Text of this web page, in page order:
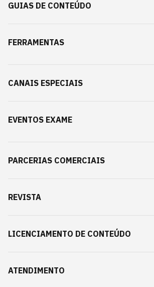
GUIAS DE CONTEÚDO
FERRAMENTAS
CANAIS ESPECIAIS
EVENTOS EXAME
PARCERIAS COMERCIAIS
REVISTA
LICENCIAMENTO DE CONTEÚDO
ATENDIMENTO